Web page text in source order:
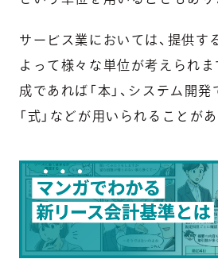
サービス業においては、提供す
よって様々な単位が考えられま
成であれば「本」、システム開発
「式」などが用いられることがあ